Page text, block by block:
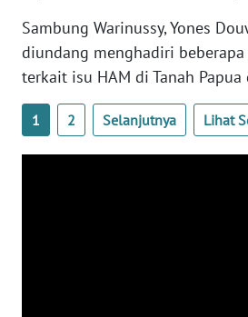
Sambung Warinussy, Yones
diundang menghadiri
terkait isu HAM di Tanah Papua
1 2 Selanjutnya Lihat
WN
SUMBAR
WN
SUMSEL
WN